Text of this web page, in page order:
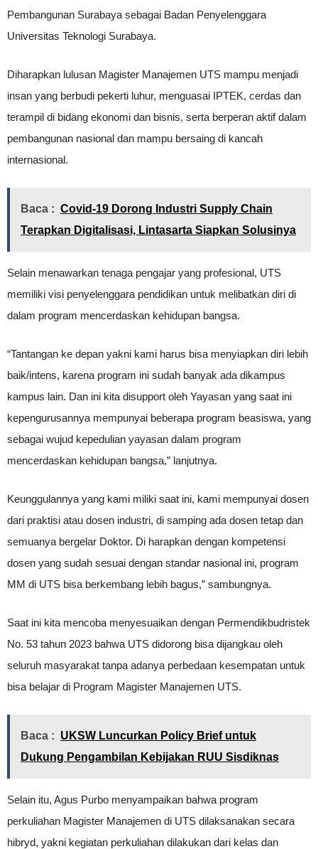
Pembangunan Surabaya sebagai Badan Penyelenggara
Universitas Teknologi Surabaya.
Diharapkan lulusan Magister Manajemen UTS mampu menjadi
insan yang berbudi pekerti luhur, menguasai IPTEK, cerdas dan
terampil di bidang ekonomi dan bisnis, serta berperan aktif dalam
pembangunan nasional dan mampu bersaing di kancah
internasional.
Baca : Covid-19 Dorong Industri Supply Chain
Terapkan Digitalisasi, Lintasarta Siapkan Solusinya
Selain menawarkan tenaga pengajar yang profesional, UTS
memiliki visi penyelenggara pendidikan untuk melibatkan diri di
dalam program mencerdaskan kehidupan bangsa.
“Tantangan ke depan yakni kami harus bisa menyiapkan diri lebih
baik/intens, karena program ini sudah banyak ada dikampus
kampus lain. Dan ini kita disupport oleh Yayasan yang saat ini
kepengurusannya mempunyai beberapa program beasiswa, yang
sebagai wujud kepedulian yayasan dalam program
mencerdaskan kehidupan bangsa,” lanjutnya.
Keunggulannya yang kami miliki saat ini, kami mempunyai dosen
dari praktisi atau dosen industri, di samping ada dosen tetap dan
semuanya bergelar Doktor. Di harapkan dengan kompetensi
dosen yang sudah sesuai dengan standar nasional ini, program
MM di UTS bisa berkembang lebih bagus,” sambungnya.
Saat ini kita mencoba menyesuaikan dengan Permendikbudristek
No. 53 tahun 2023 bahwa UTS didorong bisa dijangkau oleh
seluruh masyarakat tanpa adanya perbedaan kesempatan untuk
bisa belajar di Program Magister Manajemen UTS.
Baca : UKSW Luncurkan Policy Brief untuk
Dukung Pengambilan Kebijakan RUU Sisdiknas
Selain itu, Agus Purbo menyampaikan bahwa program
perkuliahan Magister Manajemen di UTS dilaksanakan secara
hibryd, yakni kegiatan perkuliahan dilakukan dari kelas dan